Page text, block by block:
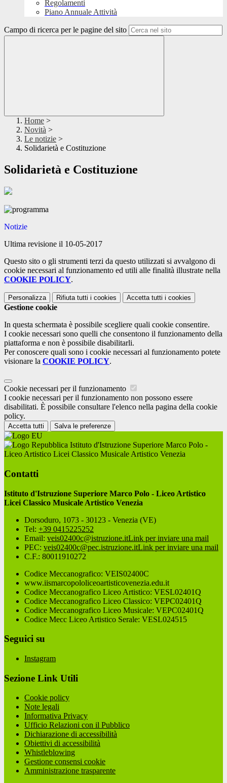
Regolamenti
Piano Annuale Attività
Campo di ricerca per le pagine del sito
Home >
Novità >
Le notizie >
Solidarietà e Costituzione
Solidarietà e Costituzione
Notizie
Ultima revisione il 10-05-2017
Questo sito o gli strumenti terzi da questo utilizzati si avvalgono di
cookie necessari al funzionamento ed utili alle finalità illustrate nella
COOKIE POLICY.
Personalizza Rifiuta tutti i cookies Accetta tutti i cookies
Gestione cookie
In questa schermata è possibile scegliere quali cookie consentire.
I cookie necessari sono quelli che consentono il funzionamento della
piattaforma e non è possibile disabilitarli.
Per conoscere quali sono i cookie necessari al funzionamento potete
visionare la COOKIE POLICY.
Cookie necessari per il funzionamento
I cookie necessari per il funzionamento non possono essere
disabilitati. È possibile consultare l'elenco nella pagina della cookie
policy.
Accetta tutti Salva le preferenze
Istituto d'Istruzione Superiore Marco Polo -
Liceo Artistico Licei Classico Musicale Artistico Venezia
Contatti
Istituto d'Istruzione Superiore Marco Polo - Liceo Artistico
Licei Classico Musicale Artistico Venezia
Dorsoduro, 1073 - 30123 - Venezia (VE)
Tel: +39 0415225252
Email: veis02400c@istruzione.itLink per inviare una mail
PEC: veis02400c@pec.istruzione.itLink per inviare una mail
C.F.: 80011910272
Codice Meccanografico: VEIS02400C
www.iismarcopololiceoartisticovenezia.edu.it
Codice Meccanografico Liceo Artistico: VESL02401Q
Codice Meccanografico Liceo Classico: VEPC02401Q
Codice Meccanografico Liceo Musicale: VEPC02401Q
Codice Mecc Liceo Artistico Serale: VESL024515
Seguici su
Instagram
Sezione Link Utili
Cookie policy
Note legali
Informativa Privacy
Ufficio Relazioni con il Pubblico
Dichiarazione di accessibilità
Obiettivi di accessibilità
Whistleblowing
Gestione consensi cookie
Amministrazione trasparente